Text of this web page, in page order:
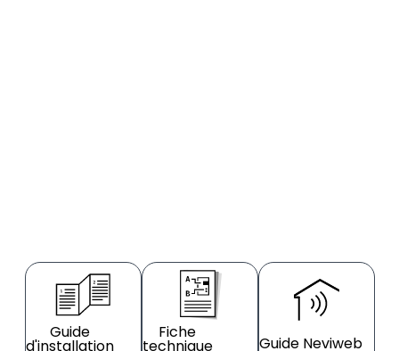
Guide
d'installation
Fiche
technique Guide Neviweb